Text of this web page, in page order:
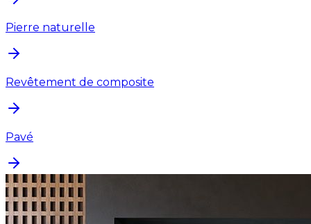
Pierre naturelle
Revêtement de composite
Pavé